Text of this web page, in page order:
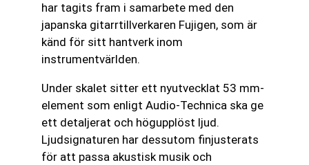
har tagits fram i samarbete med den
japanska gitarrtillverkaren Fujigen, som är
känd för sitt hantverk inom
instrumentvärlden.
Under skalet sitter ett nyutvecklat 53 mm-
element som enligt Audio-Technica ska ge
ett detaljerat och högupplöst ljud.
Ljudsignaturen har dessutom finjusterats
för att passa akustisk musik och